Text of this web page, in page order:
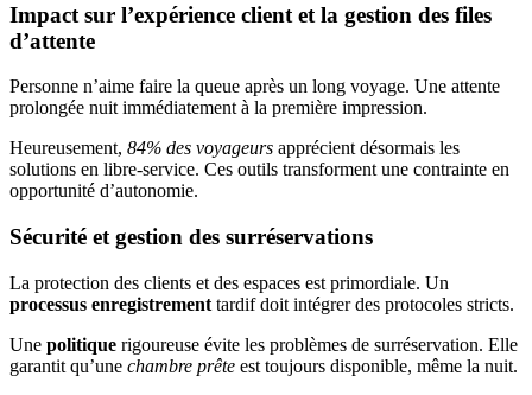
Impact sur l’expérience client et la gestion des files
d’attente
Personne n’aime faire la queue après un long voyage. Une attente
prolongée nuit immédiatement à la première impression.
Heureusement, 84% des voyageurs apprécient désormais les
solutions en libre-service. Ces outils transforment une contrainte en
opportunité d’autonomie.
Sécurité et gestion des surréservations
La protection des clients et des espaces est primordiale. Un
processus enregistrement tardif doit intégrer des protocoles stricts.
Une politique rigoureuse évite les problèmes de surréservation. Elle
garantit qu’une chambre prête est toujours disponible, même la nuit.